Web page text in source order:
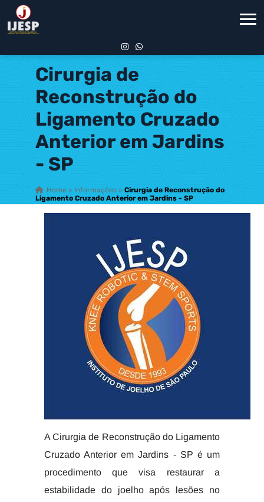
Cirurgia de
Reconstrução do
Ligamento Cruzado
Anterior em Jardins
- SP
Home » Informações » Cirurgia de Reconstrução do
Ligamento Cruzado Anterior em Jardins - SP
A Cirurgia de Reconstrução do Ligamento
Cruzado Anterior em Jardins - SP é um
procedimento que visa restaurar a
estabilidade do joelho após lesões no